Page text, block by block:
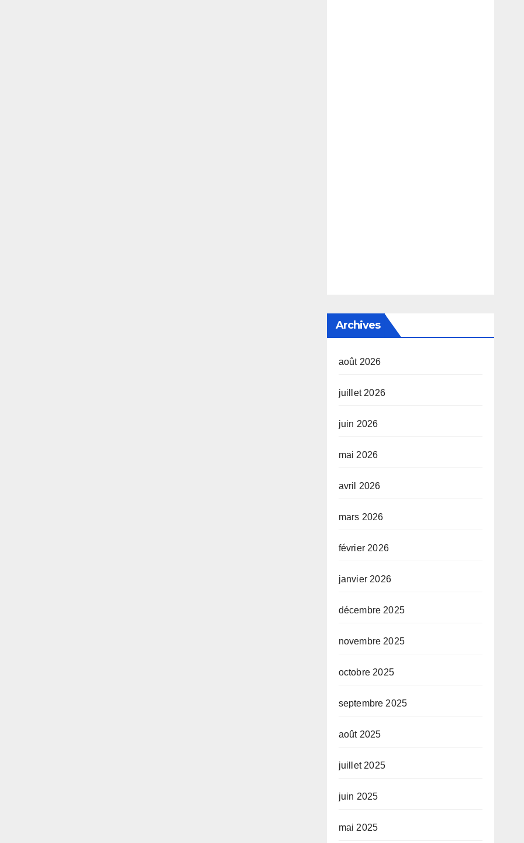
Archives
août 2026
juillet 2026
juin 2026
mai 2026
avril 2026
mars 2026
février 2026
janvier 2026
décembre 2025
novembre 2025
octobre 2025
septembre 2025
août 2025
juillet 2025
juin 2025
mai 2025